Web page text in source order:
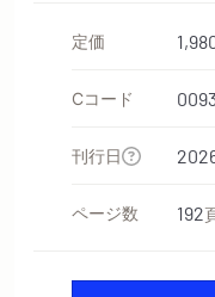
定価
Cコード
刊行日
ページ数 192